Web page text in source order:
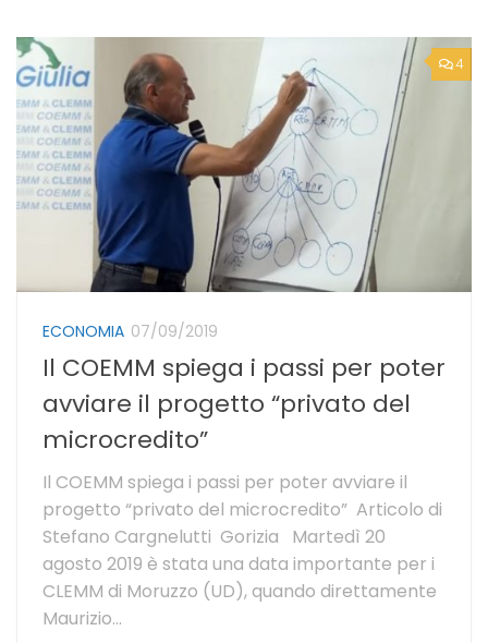
4
ECONOMIA 07/09/2019
Il COEMM spiega i passi per poter
avviare il progetto “privato del
microcredito”
Il COEMM spiega i passi per poter avviare il
progetto “privato del microcredito” Articolo di
Stefano Cargnelutti Gorizia Martedì 20
agosto 2019 è stata una data importante per i
CLEMM di Moruzzo (UD), quando direttamente
Maurizio...